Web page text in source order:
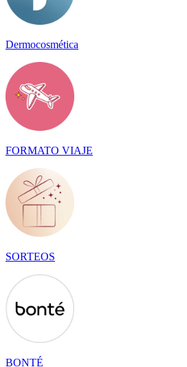
Dermocosmética
FORMATO VIAJE
SORTEOS
BONTÉ